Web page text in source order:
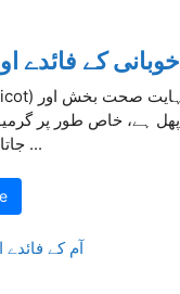
خوبانی کے فائدے
پھل ہے، خاص طور پر
جاتا ہے۔ اس کے ...